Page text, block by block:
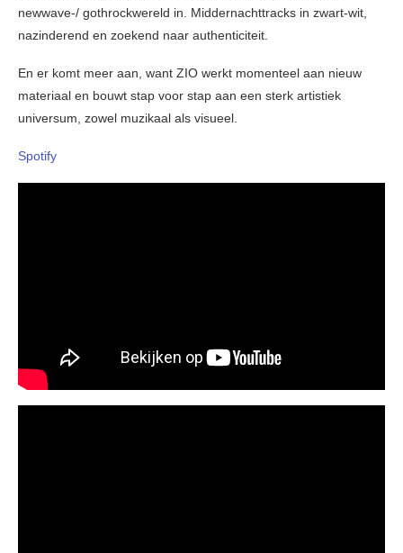
newwave-/ gothrockwereld in. Middernachttracks in zwart-wit,
nazinderend en zoekend naar authenticiteit.
En er komt meer aan, want ZIO werkt momenteel aan nieuw
materiaal en bouwt stap voor stap aan een sterk artistiek
universum, zowel muzikaal als visueel.
Spotify